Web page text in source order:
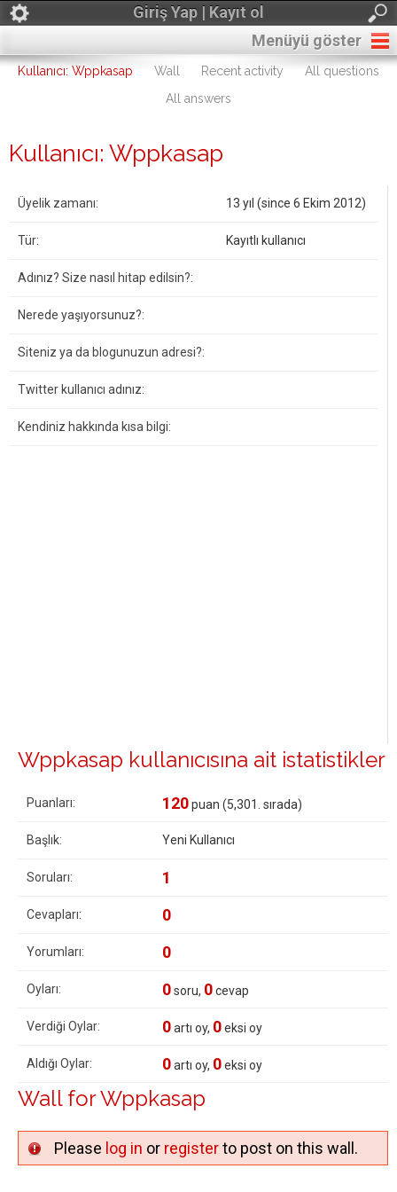
Giriş Yap | Kayıt ol
Menüyü göster
Kullanıcı: Wppkasap Wall Recent activity
All questions
All answers
Kullanıcı: Wppkasap
Üyelik zamanı: 13 yıl (since 6 Ekim 2012)
Tür: Kayıtlı kullanıcı
Adınız? Size nasıl hitap edilsin?:
Nerede yaşıyorsunuz?:
Siteniz ya da blogunuzun adresi?:
Twitter kullanıcı adınız:
Kendiniz hakkında kısa bilgi:
Wppkasap kullanıcısına ait istatistikler
Puanları: 120puan (5,301 . sırada)
Başlık: Yeni Kullanıcı
Soruları: 1
Cevapları: 0
Yorumları: 0
Oyları: 0soru, 0cevap
Verdiği Oylar: 0artı oy, 0eksi oy
Aldığı Oylar: 0artı oy, 0eksi oy
Wall for Wppkasap
Please log in or registerto post on this wall.